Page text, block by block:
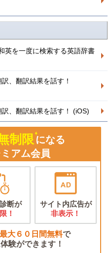
英を一度に検索する英語辞書
、翻訳結果を話す！
、翻訳結果を話す！ (iOS)
制限になる
アム会員
断が
！
サイト内広告が
非表示！
最大６０日間無料で
験ができます！